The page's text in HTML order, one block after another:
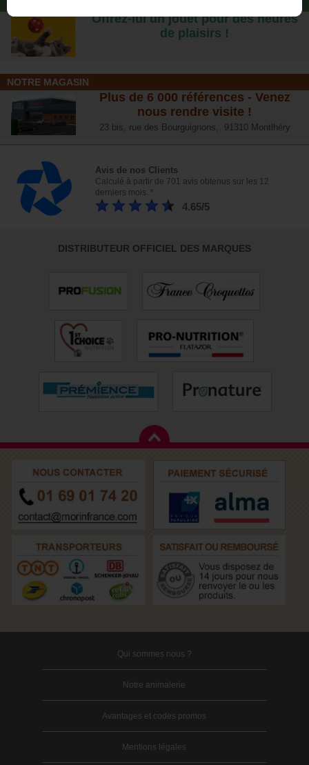
Offrez-lui un jouet pour des heures
de plaisirs !
NOTRE MAGASIN
Plus de 6 000 références - Venez
nous rendre visite !
23 bis, rue des Bourguignons, 91310 Montlhéry
Avis de nos Clients
Calculé à partir de 701 avis obtenus sur les 12
derniers mois. *
4.65/5
DISTRIBUTEUR OFFICIEL DES MARQUES
Qui sommes nous ?
Notre animalerie
Avantages et codes promos
Mentions légales